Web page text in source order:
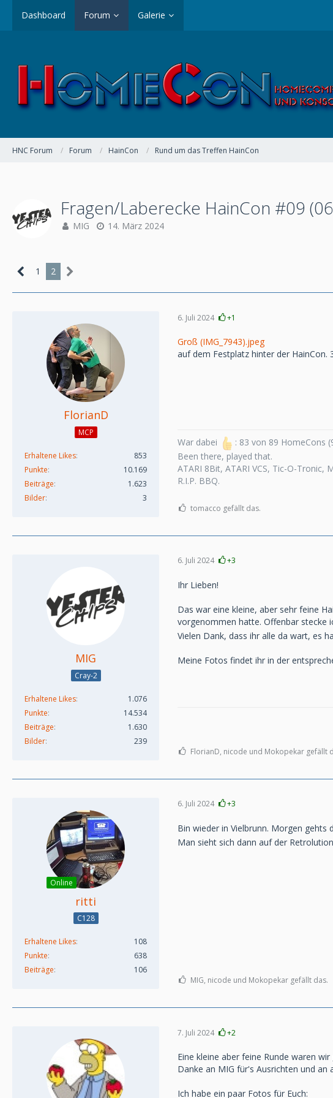
Dashboard Forum Galerie
HNC Forum Forum HainCon Rund um das Treffen HainCon
Fragen/Laberecke HainCon #09
MIG 14. März 2024
1 2
FlorianD
MCP
Erhaltene Likes
853
Punkte
10.169
Beiträge
1.623
Bilder
3
6. Juli 2024 +1
Groß (IMG_7943).jpeg
auf dem Festplatz hinter der HainCon.
War dabei
: 83 von 89 HomeCons
Been there, played that.
ATARI 8Bit, ATARI VCS, Tic-O-Tronic,
R.I.P. BBQ.
tomacco gefällt das.
MIG
Cray-2
Erhaltene Likes
1.076
Punkte
14.534
Beiträge
1.630
Bilder
239
6. Juli 2024 +3
Ihr Lieben!
Das war eine kleine, aber sehr feine
vorgenommen hatte. Offenbar stecke
Vielen Dank, dass ihr alle da wart, es
Meine Fotos findet ihr in der
FlorianD, nicode und Mokopekar gefällt
Online
ritti
C128
Erhaltene Likes
108
Punkte
638
Beiträge
106
6. Juli 2024 +3
Bin wieder in Vielbrunn. Morgen gehts
Man sieht sich dann auf der
MIG, nicode und Mokopekar gefällt das.
7. Juli 2024 +2
Eine kleine aber feine Runde waren
Danke an MIG für's Ausrichten und an
Ich habe ein paar Fotos für Euch: